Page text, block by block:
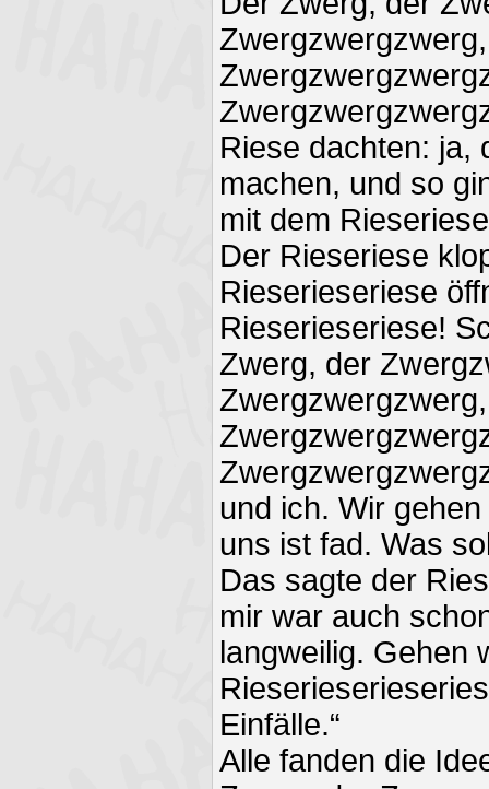
Riese dachten: ja,
machen, und so
mit dem
Der Rieseriese
Rieserieseriese
Rieserieseriese!
Zwerg, der
und ich. Wir
uns ist fad. Was
Das sagte der
mir war auch
langweilig. Gehen
Einfälle.“
Alle fanden die